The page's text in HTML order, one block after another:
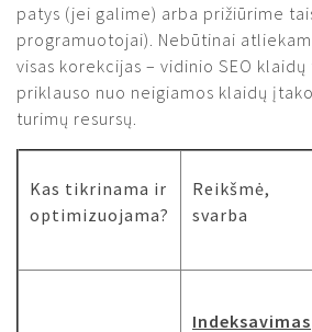
patys (jei galime) arba prižiūrime
programuotojai). Nebūtinai
visas korekcijas – vidinio SEO
priklauso nuo neigiamos klaidų
turimų resursų.
Kas tikrinama ir
optimizuojama?
Reikšmė,
svarba
Indeksavimas